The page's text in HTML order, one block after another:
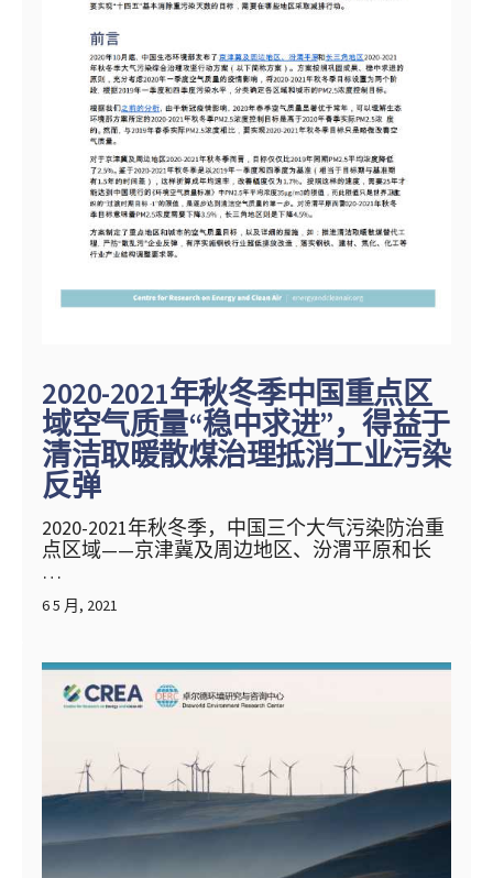
2020-2021年秋冬季中国重点区
域空气质量“稳中求进”，得益于
清洁取暖散煤治理抵消工业污染
反弹
2020-2021年秋冬季，中国三个大气污染防治重
点区域——京津冀及周边地区、汾渭平原和长
…
6 5 月, 2021